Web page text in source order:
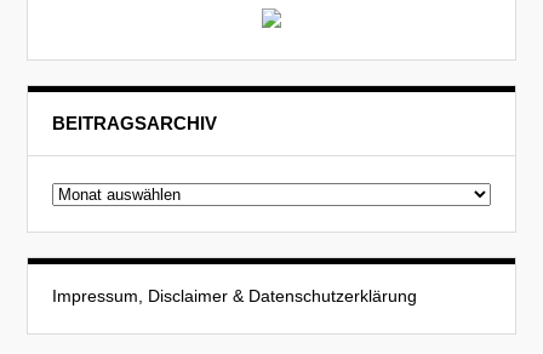
BEITRAGSARCHIV
Beitragsarchiv
Impressum, Disclaimer & Datenschutzerklärung